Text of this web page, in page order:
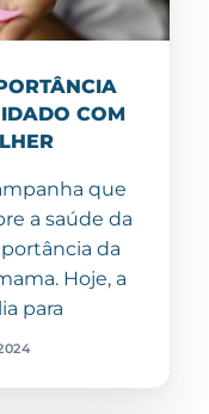
COM
que
a saúde da
da
Hoje, a
para